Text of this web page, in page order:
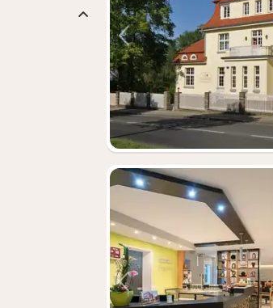
Vorige foto
Vorige foto